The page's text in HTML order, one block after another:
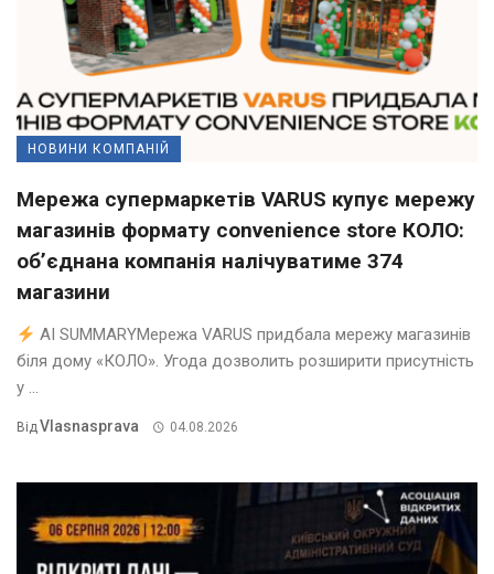
НОВИНИ КОМПАНІЙ
Мережа супермаркетів VARUS купує мережу
магазинів формату convenience store КОЛО:
об’єднана компанія налічуватиме 374
магазини
AI SUMMARYМережа VARUS придбала мережу магазинів
біля дому «КОЛО». Угода дозволить розширити присутність
у ...
ВідVlasnasprava 04.08.2026